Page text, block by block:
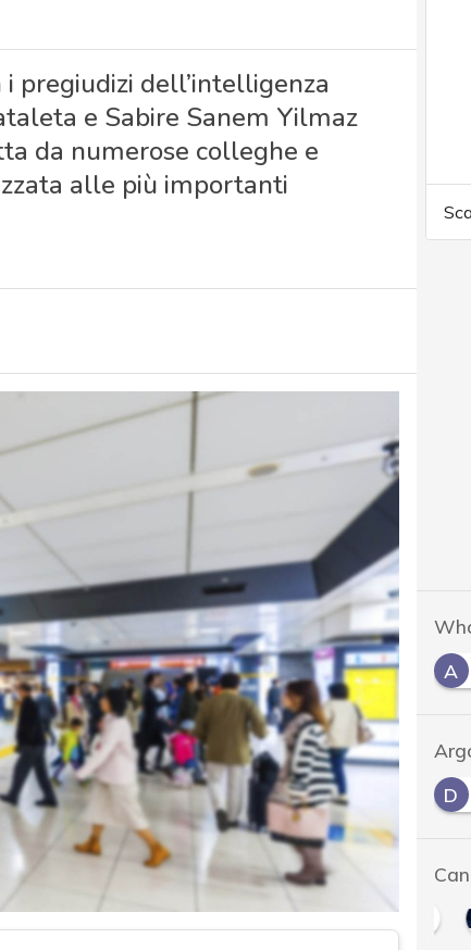
pregiudizi dell’intelligenza
e Sabire Sanem Yilmaz
da numerose colleghe e
alle più importanti
A
C
Cloud D Data Protection
News, attualità e analisi Cyber sicurezza e privacy